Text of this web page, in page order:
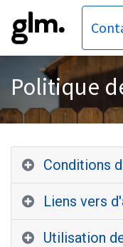
Politique
Conditions
Liens vers
Utilisation